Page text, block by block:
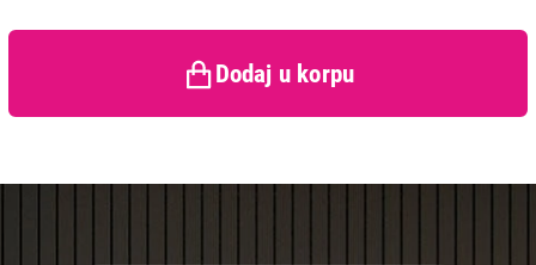
kupaca po osnovu zakona o
Dodaj u korpu
Nastavi kupovinu
Završi kupovinu